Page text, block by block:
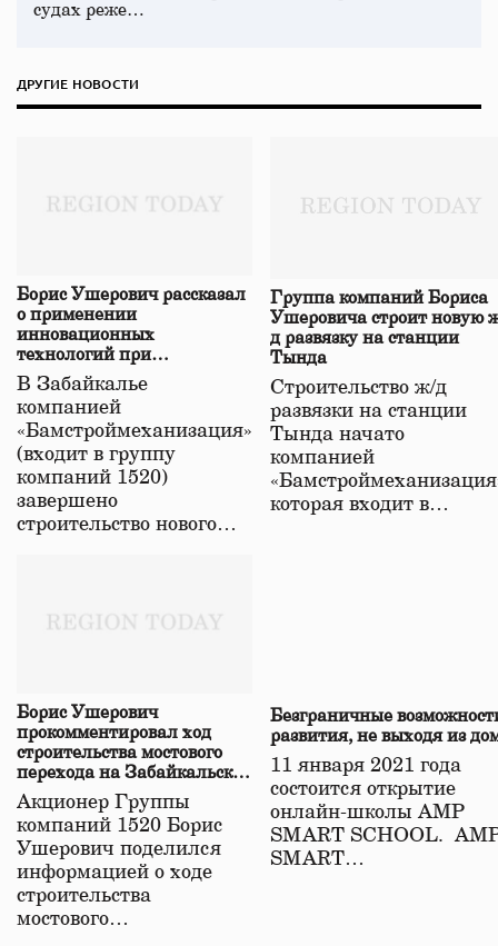
судах реже…
ДРУГИЕ НОВОСТИ
Борис Ушерович рассказал
о применении
инновационных
технологий при
строительстве нового моста
в Забайкалье
В Забайкалье
компанией
«Бамстроймеханизация»
(входит в группу
компаний 1520)
завершено
строительство нового…
Группа компаний Бориса
Ушеровича строит новую
д развязку на станции
Тында
Строительство ж/д
развязки на станции
Тында начато
компанией
которая входит в…
Борис Ушерович
прокомментировал ход
строительства мостового
перехода на Забайкальской
железной дороге
Акционер Группы
компаний 1520 Борис
Ушерович поделился
информацией о ходе
строительства
мостового…
Безграничные
развития, не выходя из
11 января 2021 года
состоится открытие
онлайн-школы АМР
SMART SCHOOL.
SMART…